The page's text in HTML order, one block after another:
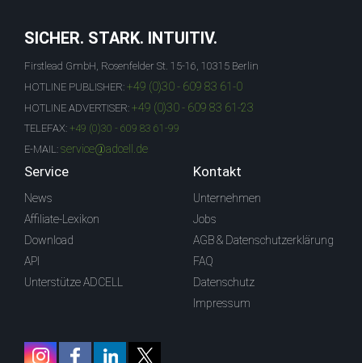
SICHER. STARK. INTUITIV.
Firstlead GmbH, Rosenfelder St. 15-16, 10315 Berlin
HOTLINE PUBLISHER: +49 (0)30 - 609 83 61-0
HOTLINE ADVERTISER: +49 (0)30 - 609 83 61-23
TELEFAX: +49 (0)30 - 609 83 61-99
E-MAIL: service@adcell.de
Service
News
Affiliate-Lexikon
Download
API
Unterstütze ADCELL
Kontakt
Unternehmen
Jobs
AGB & Datenschutzerklärung
FAQ
Datenschutz
Impressum